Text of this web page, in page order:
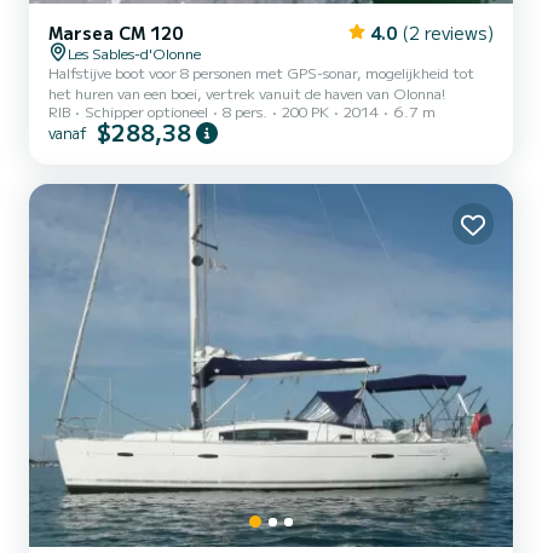
Marsea CM 120 4.0 (2 reviews)
Les Sables-d'Olonne
Halfstijve boot voor 8 personen met GPS-sonar, mogelijkheid tot
het huren van een boei, vertrek vanuit de haven van Olonna!
RIB
Schipper optioneel 8 pers. 200 PK 2014 6.7 m
vanaf $288,38